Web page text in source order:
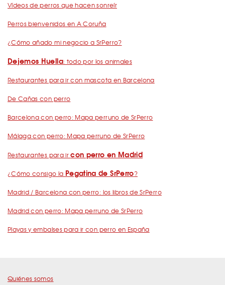
Vídeos de perros que hacen sonreír
Perros bienvenidos en A Coruña
¿Cómo añado mi negocio a SrPerro?
Dejemos Huella: todo por los animales
Restaurantes para ir con mascota en Barcelona
De Cañas con perro
Barcelona con perro: Mapa perruno de SrPerro
Málaga con perro: Mapa perruno de SrPerro
Restaurantes para ircon perro en Madrid
¿Cómo consigo la Pegatina de SrPerro?
Madrid / Barcelona con perro: los libros de SrPerro
Madrid con perro: Mapa perruno de SrPerro
Playas y embalses para ir con perro en España
Quiénes somos